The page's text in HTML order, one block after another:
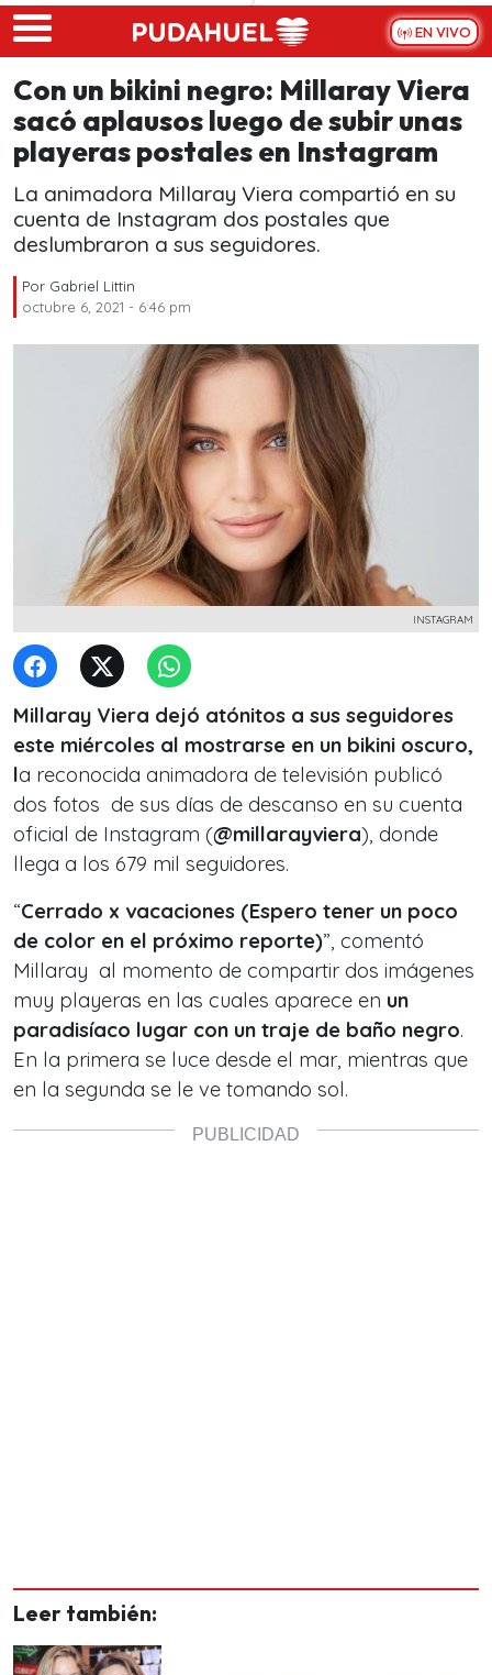
Skip to main content
EN VIVO
Con un bikini negro: Millaray Viera
sacó aplausos luego de subir unas
playeras postales en Instagram
La animadora Millaray Viera compartió en su
cuenta de Instagram dos postales que
deslumbraron a sus seguidores.
Por Gabriel Littin
octubre 6, 2021 - 6:46 pm
INSTAGRAM
Millaray Viera dejó atónitos a sus seguidores
este miércoles al mostrarse en un bikini oscuro,
la reconocida animadora de televisión publicó
dos fotos de sus días de descanso en su cuenta
oficial de Instagram (@millarayviera), donde
llega a los 679 mil seguidores.
“Cerrado x vacaciones (Espero tener un poco
de color en el próximo reporte)”, comentó
Millaray al momento de compartir dos imágenes
muy playeras en las cuales aparece en un
paradisíaco lugar con un traje de baño negro.
En la primera se luce desde el mar, mientras que
en la segunda se le ve tomando sol.
Leer también: